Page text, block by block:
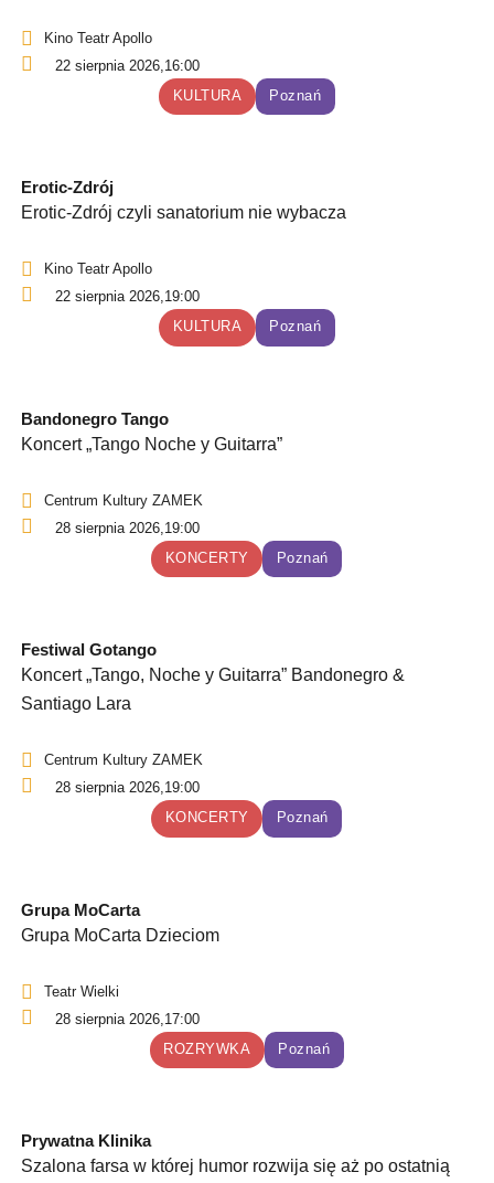
Kino Teatr Apollo
22 sierpnia 2026, 16:00
KULTURA
Poznań
Erotic-Zdrój
Erotic-Zdrój czyli sanatorium nie wybacza
Kino Teatr Apollo
22 sierpnia 2026,19:00
KULTURA
Poznań
Bandonegro Tango
Koncert „Tango Noche y Guitarra”
Centrum Kultury ZAMEK
28 sierpnia 2026, 19:00
KONCERTY
Poznań
Festiwal Gotango
Koncert „Tango, Noche y Guitarra” Bandonegro &
Santiago Lara
Centrum Kultury ZAMEK
28 sierpnia 2026,19:00
KONCERTY
Poznań
Grupa MoCarta
Grupa MoCarta Dzieciom
Teatr Wielki
28 sierpnia 2026, 17:00
ROZRYWKA
Poznań
Prywatna Klinika
Szalona farsa w której humor rozwija się aż po ostatnią